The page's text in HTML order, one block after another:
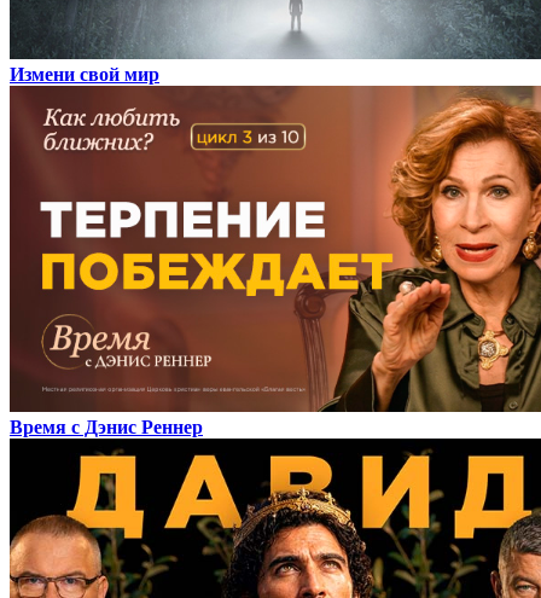
Измени свой мир
Время с Дэнис Реннер